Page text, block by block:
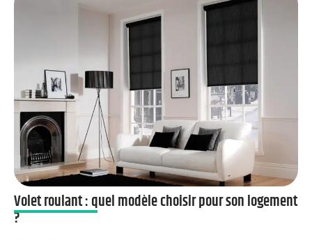
Volet roulant : quel modèle choisir pour son logement
?